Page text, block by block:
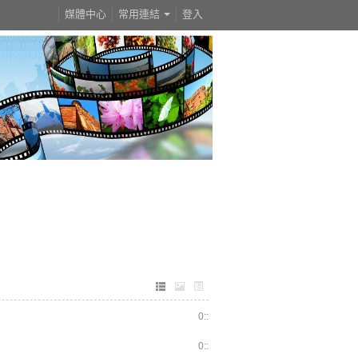
登入
媒體中心 常用連結
0::
0::